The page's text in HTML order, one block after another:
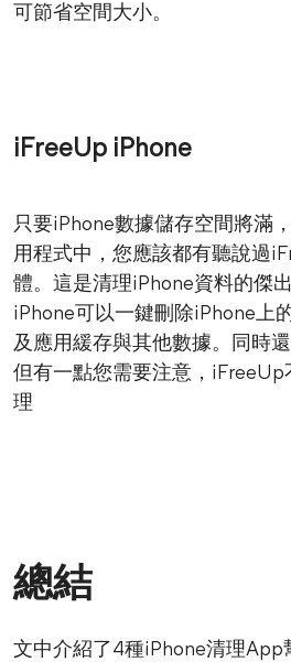
可節省空間大小。
iFreeUp iPhone
只要iPhone數據儲存空間將滿
用程式中，您應該都有聽說過
體。這是清理iPhone資料的傑
iPhone可以一鍵刪除iPhone上
及應用緩存與其他數據。同時
但有一點您需要注意，
理
總結
文中介紹了4種iPhone清理App